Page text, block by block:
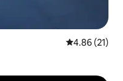
平均评分
4.86 (21)